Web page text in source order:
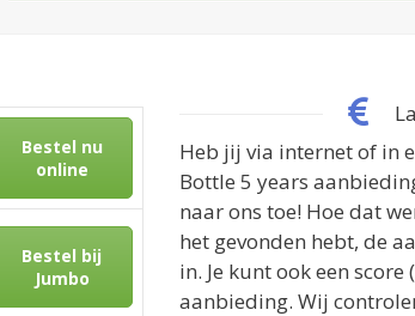
Bestel nu
online
Bestel bij
Jumbo
Heb jij via internet of in
Bottle 5 years
naar ons toe! Hoe dat
het gevonden hebt, de
in. Je kunt ook een
aanbieding. Wij